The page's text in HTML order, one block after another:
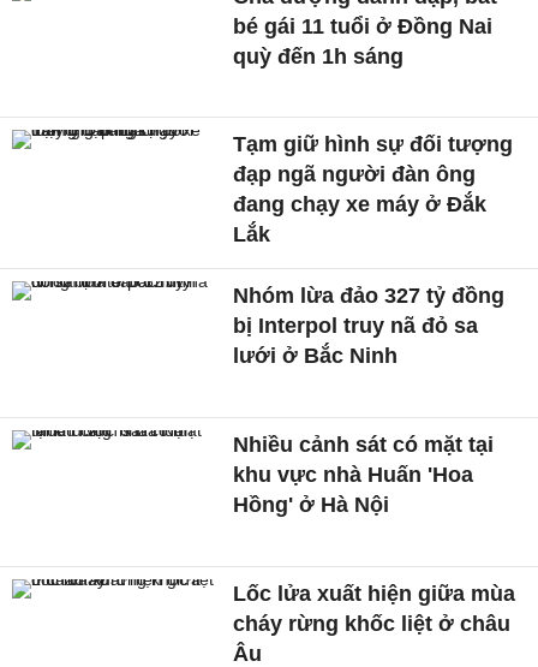
bé gái 11 tuổi ở Đồng Nai
quỳ đến 1h sáng
Tạm giữ hình sự đối tượng
đạp ngã người đàn ông
đang chạy xe máy ở Đắk
Lắk
Nhóm lừa đảo 327 tỷ đồng
bị Interpol truy nã đỏ sa
lưới ở Bắc Ninh
Nhiều cảnh sát có mặt tại
khu vực nhà Huấn 'Hoa
Hồng' ở Hà Nội
Lốc lửa xuất hiện giữa mùa
cháy rừng khốc liệt ở châu
Âu